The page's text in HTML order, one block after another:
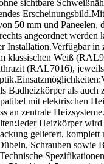
sichtbare
50 mm und Paneelen,
angeordnet werden
Installation.Verfügbar in
klassischen Weiß
(RAL7016),
Badheizkörper als auch
mit elektrischen
an zentrale
Heizkörper
geliefert, komplett
Schrauben sowie